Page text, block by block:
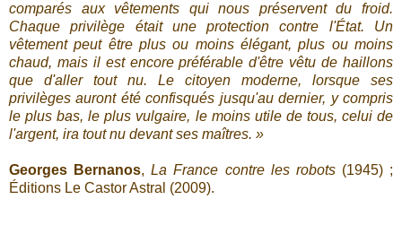
comparés aux vêtements qui nous préservent du froid.
Chaque privilège était une protection contre l'État. Un
vêtement peut être plus ou moins élégant, plus ou moins
chaud, mais il est encore préférable d'être vêtu de haillons
que d'aller tout nu. Le citoyen moderne, lorsque ses
privilèges auront été confisqués jusqu'au dernier, y compris
le plus bas, le plus vulgaire, le moins utile de tous, celui de
l'argent, ira tout nu devant ses maîtres. »
Georges Bernanos,La France contre les robots(1945) ;
Éditions Le Castor Astral (2009).